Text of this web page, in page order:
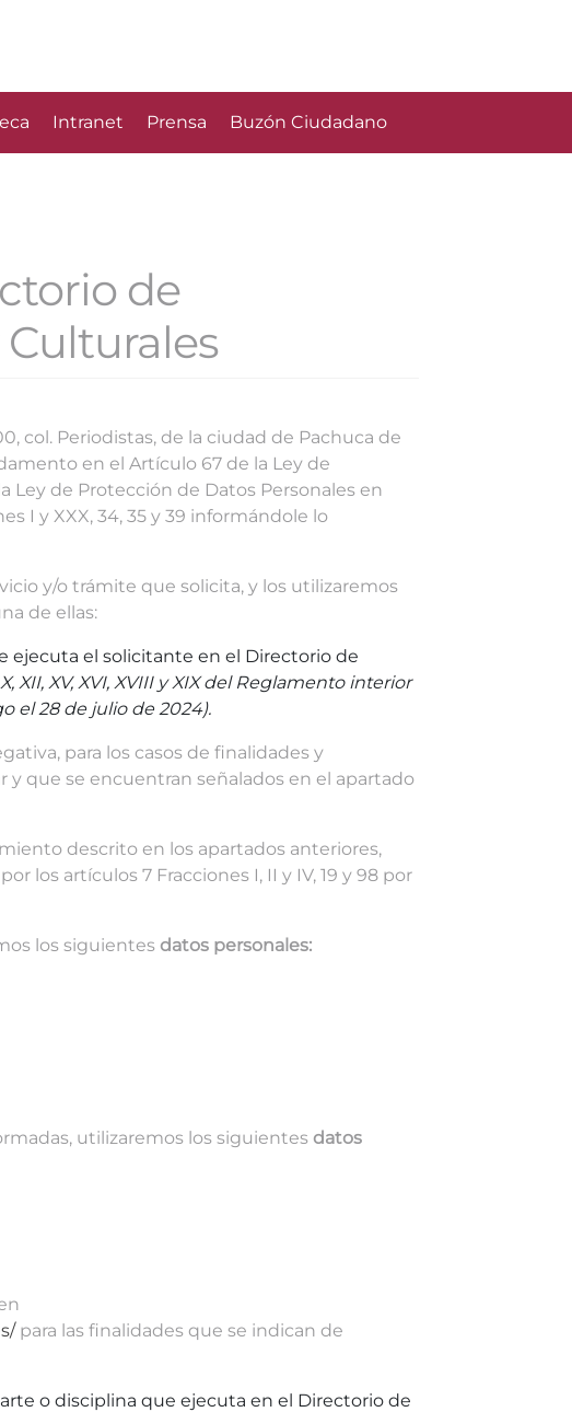
Intranet Prensa Buzón Ciudadano
de
col. Periodistas, de la ciudad de Pachuca de
en el Artículo 67 de la Ley de
Ley de Protección de Datos Personales en
I y XXX, 34, 35 y 39 informándole lo
y/o trámite que solicita, y los utilizaremos
de ellas:
ejecuta el solicitante en el Directorio de
X, XII, XV, XVI, XVIII y XIX del Reglamento interior
el 28 de julio de 2024).
para los casos de finalidades y
que se encuentran señalados en el apartado
descrito en los apartados anteriores,
los artículos 7 Fracciones I, II y IV, 19 y 98 por
los siguientesdatos personales:
utilizaremos los siguientesdatos
para las finalidades que se indican de
o disciplina que ejecuta en el Directorio de